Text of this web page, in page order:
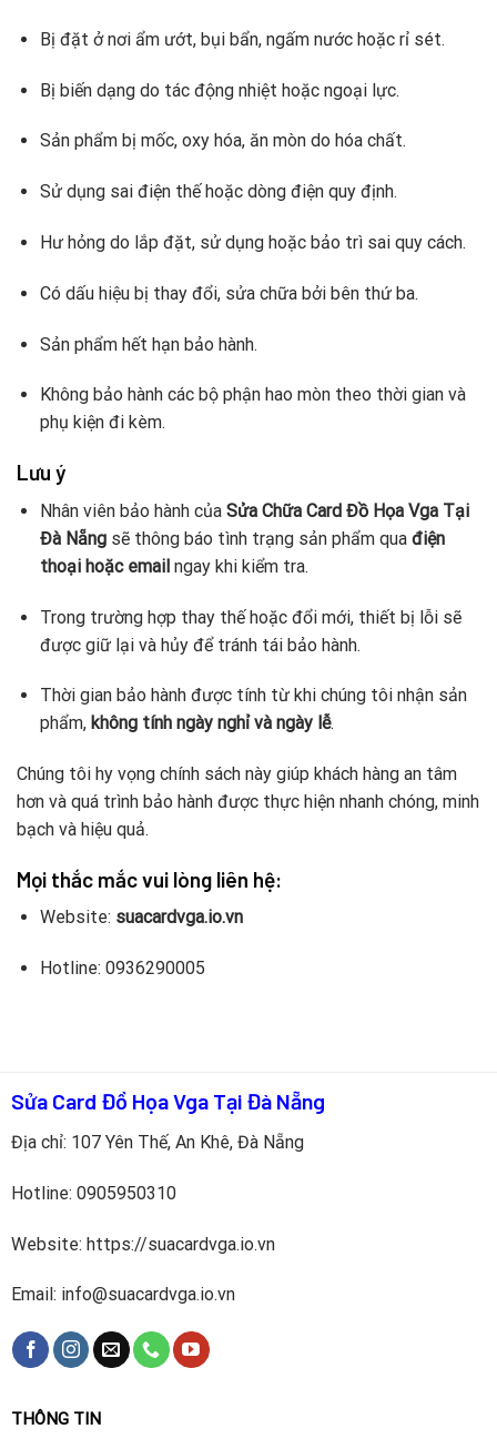
Bị đặt ở nơi ẩm ướt, bụi bẩn, ngấm nước hoặc rỉ sét.
Bị biến dạng do tác động nhiệt hoặc ngoại lực.
Sản phẩm bị mốc, oxy hóa, ăn mòn do hóa chất.
Sử dụng sai điện thế hoặc dòng điện quy định.
Hư hỏng do lắp đặt, sử dụng hoặc bảo trì sai quy cách.
Có dấu hiệu bị thay đổi, sửa chữa bởi bên thứ ba.
Sản phẩm hết hạn bảo hành.
Không bảo hành các bộ phận hao mòn theo thời gian và
phụ kiện đi kèm.
Lưu ý
Nhân viên bảo hành của Sửa Chữa Card Đồ Họa Vga Tại
Đà Nẵngsẽ thông báo tình trạng sản phẩm qua điện
thoại hoặc emailngay khi kiểm tra.
Trong trường hợp thay thế hoặc đổi mới, thiết bị lỗi sẽ
được giữ lại và hủy để tránh tái bảo hành.
Thời gian bảo hành được tính từ khi chúng tôi nhận sản
phẩm, không tính ngày nghỉ và ngày lễ.
Chúng tôi hy vọng chính sách này giúp khách hàng an tâm
hơn và quá trình bảo hành được thực hiện nhanh chóng, minh
bạch và hiệu quả.
Mọi thắc mắc vui lòng liên hệ:
Website: suacardvga.io.vn
Hotline: 0936290005
Sửa Card Đồ Họa Vga Tại Đà Nẵng
Địa chỉ: 107 Yên Thế, An Khê, Đà Nẵng
Hotline: 0905950310
Website: https://suacardvga.io.vn
Email: info@suacardvga.io.vn
THÔNG TIN